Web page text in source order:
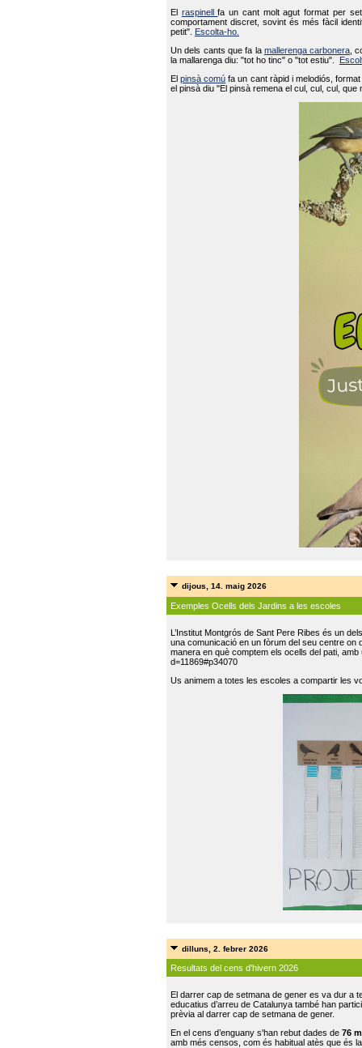
El raspinellfa un cant molt agut format per
comportament discret, sovint és més fàcil
petit".
Escolta-ho.
Un dels cants que fa la mallerenga carbonera ,
la mallarenga diu: "tot ho tinc" o "tot estiu".
Elpinsà comú fa un cant ràpid i melodiós,
el pinsà diu "El pinsà remena el cul, cul, cul,
dijous, 14. maig 2026
Exemples Ocells dels Jardins a les escoles
L’Institut Montgrós de Sant Pere Ribes és un
una comunicació en un fòrum del seu centre on
manera en què comptem els ocells del pati,
d=11869#p34070
Us animem a totes les escoles a compartir les
dilluns, 2. febrer 2026
Resultats del cens d'hivern 2026
El darrer cap de setmana de gener es va dur a
educatius d’arreu de Catalunya també han
prèvia al darrer cap de setmana de gener.
En el cens d’enguany s'han rebut dades de 76
amb més censos, com és habitual atès que és